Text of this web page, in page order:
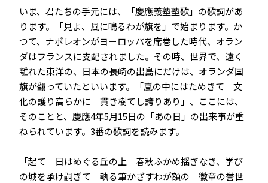
いま、君たちの手元には、「慶應義塾塾歌」の歌詞があ
ります。「見よ、風に鳴るわが旗を」で始まります。か
つて、ナポレオンがヨーロッパを席巻した時代、オラン
ダはフランスに支配されました。その時、世界で、遠く
離れた東洋の、日本の長崎の出島にだけは、オランダ国
旗が翻っていたといいます。「嵐の中にはためきて 文
化の護り高らかに 貫き樹てし誇りあり」、ここには、
そのことと、慶應4年5月15日の「あの日」の出来事が重
ねられています。3番の歌詞を読みます。
「起て 日はめぐる丘の上 春秋ふかめ揺ぎなき、学び
の城を承け嗣ぎて 執る筆かざすわが額の 徽章の誉世